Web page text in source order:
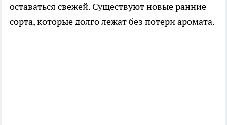
оставаться свежей. Существуют новые ранние
сорта, которые долго лежат без потери аромата.